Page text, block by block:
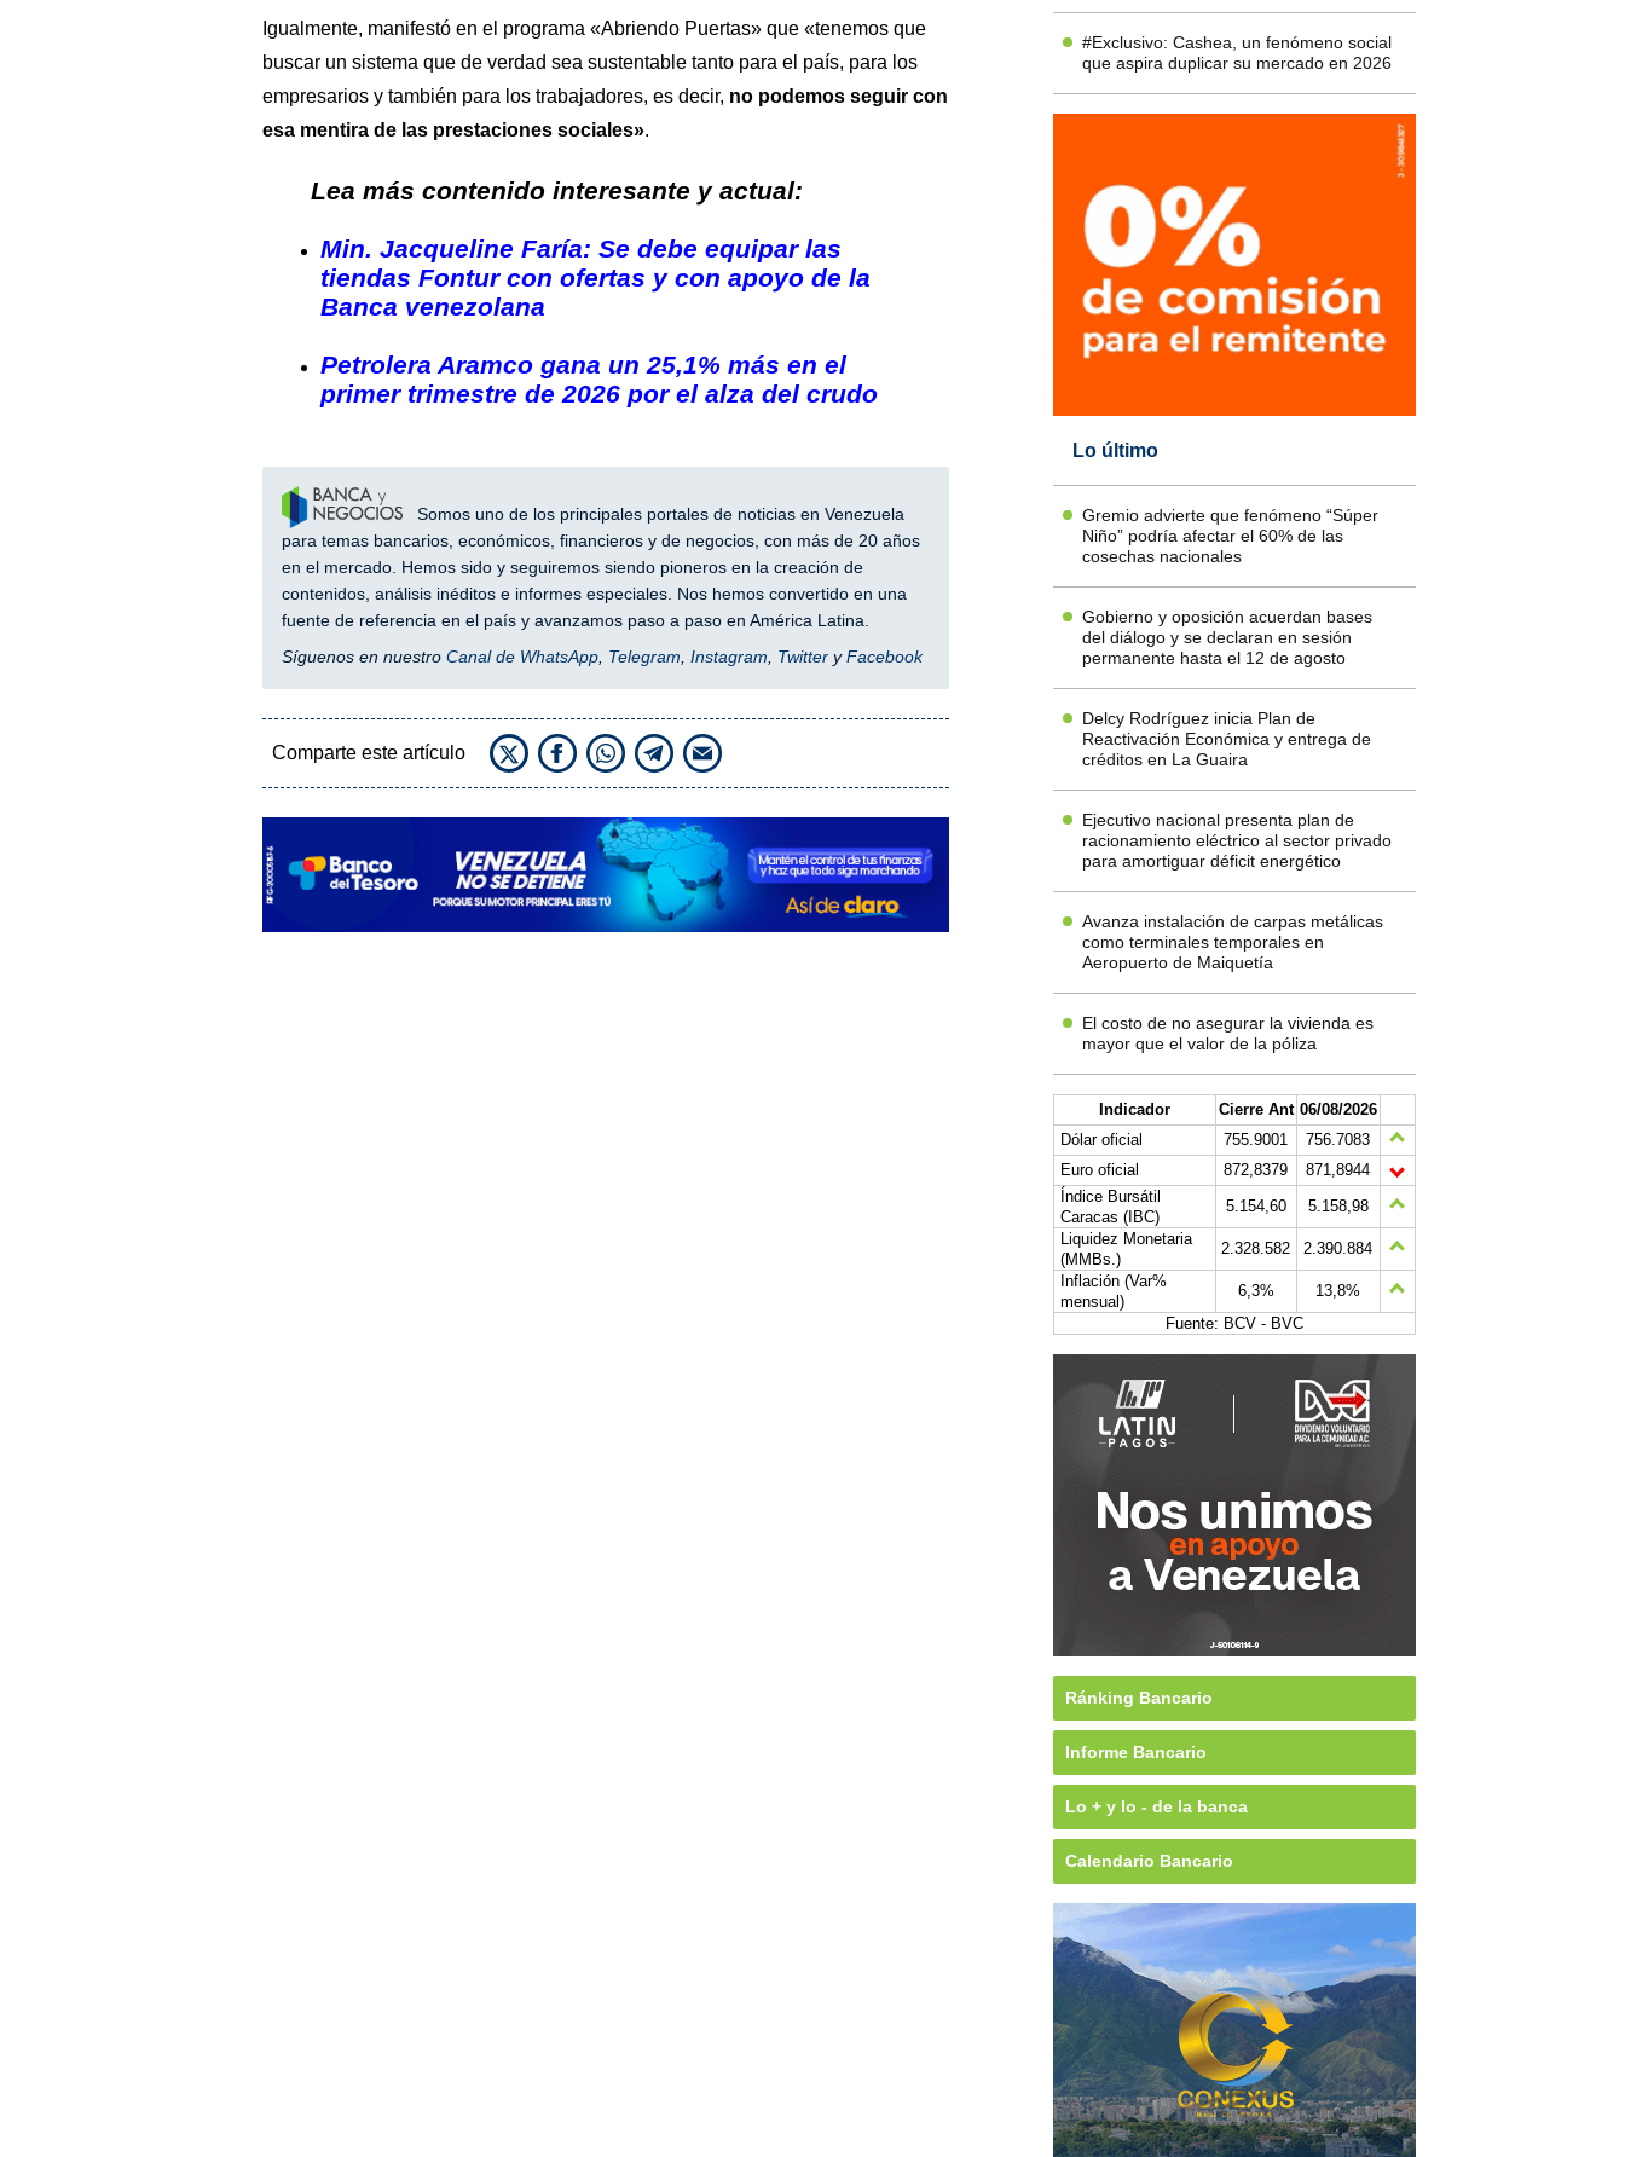
Igualmente, manifestó en el programa «Abriendo Puertas»que «tenemos que
buscar un sistema que de verdad sea sustentable tanto para el país, para los
empresarios y también para los trabajadores, es decir, no podemos seguir con
esa mentira de las prestaciones sociales».
Lea más contenido interesante y actual:
Min. Jacqueline Faría: Se debe equipar las
tiendas Fontur con ofertas y con apoyo de la
Banca venezolana
Petrolera Aramco gana un 25,1% más en el
primer trimestre de 2026 por el alza del crudo
Somos uno de los principales portales de noticias en Venezuela
para temas bancarios, económicos, financieros y de negocios, con más de 20 años
en el mercado. Hemos sido y seguiremos siendo pioneros en la creación de
contenidos, análisis inéditos e informes especiales. Nos hemos convertido en una
fuente de referencia en el país y avanzamos paso a paso en América Latina.
Síguenos en nuestro Canal de WhatsApp, Telegram, Instagram, TwitteryFacebook
Comparte este artículo
#Exclusivo: Cashea, un fenómeno social
que aspira duplicar su mercado en 2026
Lo último
Gremio advierte que fenómeno “Súper
Niño” podría afectar el 60% de las
cosechas nacionales
Gobierno y oposición acuerdan bases
del diálogo y se declaran en sesión
permanente hasta el 12 de agosto
Delcy Rodríguez inicia Plan de
Reactivación Económica y entrega de
créditos en La Guaira
Ejecutivo nacional presenta plan de
racionamiento eléctrico al sector privado
para amortiguar déficit energético
Avanza instalación de carpas metálicas
como terminales temporales en
Aeropuerto de Maiquetía
El costo de no asegurar la vivienda es
mayor que el valor de la póliza
Indicador Cierre Ant 06/08/2026
Dólar oficial
755.9001
756.7083
Euro oficial
872,8379
871,8944
Índice Bursátil
Caracas (IBC)
5.154,60
5.158,98
Liquidez Monetaria
(MMBs.)
2.328.582
2.390.884
Inflación (Var%
mensual)
6,3%
13,8%
Fuente: BCV - BVC
Ránking Bancario
Informe Bancario
Lo + y lo - de la banca
Calendario Bancario